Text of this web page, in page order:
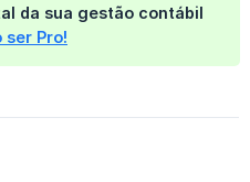
da sua gestão contábil
ser Pro!